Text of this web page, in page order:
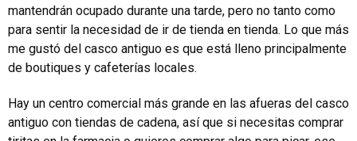
mantendrán ocupado durante una tarde, pero no tanto como
para sentir la necesidad de ir de tienda en tienda. Lo que más
me gustó del casco antiguo es que está lleno principalmente
de boutiques y cafeterías locales.
Hay un centro comercial más grande en las afueras del casco
antiguo con tiendas de cadena, así que si necesitas comprar